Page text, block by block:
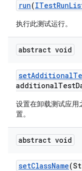
run(ITestRun
执行此测试运行。
abstract void
setAdditional
additionalTest
设置在卸载测试应用
置。
abstract void
setClassName